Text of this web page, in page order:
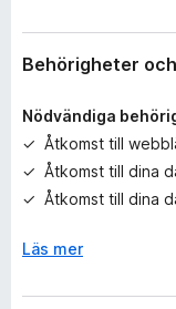
a
b
t
g
ä
n
Behörigheter
Nödvändiga
Åtkomst till
Åtkomst till dina
Åtkomst till dina
Läs mer